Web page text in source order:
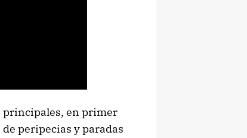
principales, en primer
peripecias y paradas